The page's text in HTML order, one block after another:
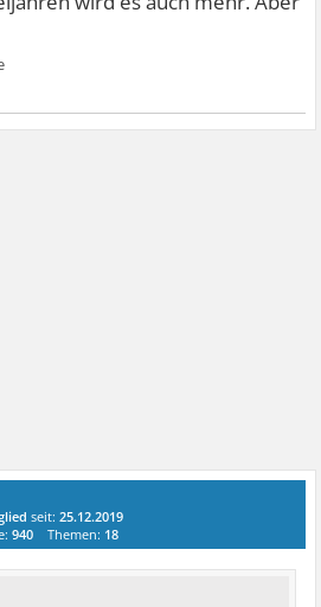
seit:25.12.2019
940 Themen: 18